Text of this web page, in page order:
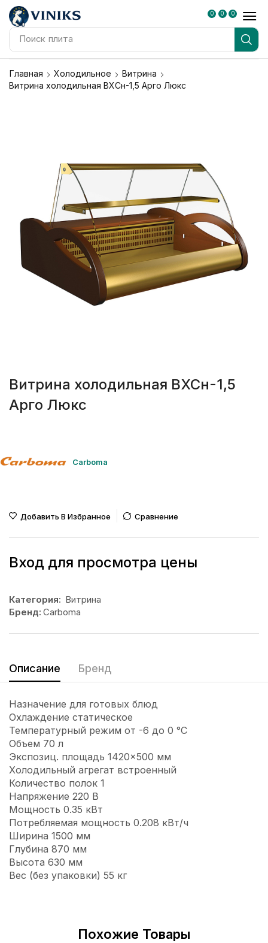
Поиск плита
0 0 0
Главная Холодильное
Витрина
Витрина холодильная ВХСн-1,5 Арго Люкс
Витрина холодильная ВХСн-1,5
Арго Люкс
Carboma
Добавить В Избранное Сравнение
Вход для просмотра цены
Категория: Витрина
Бренд: Carboma
Описание Бренд
Назначение для готовых блюд
Охлаждение статическое
Температурный режим от -6 до 0 °С
Объем 70 л
Экспозиц. площадь 1420×500 мм
Холодильный агрегат встроенный
Количество полок 1
Напряжение 220 В
Мощность 0.35 кВт
Потребляемая мощность 0.208 кВт/ч
Ширина 1500 мм
Глубина 870 мм
Высота 630 мм
Вес (без упаковки) 55 кг
Похожие Товары